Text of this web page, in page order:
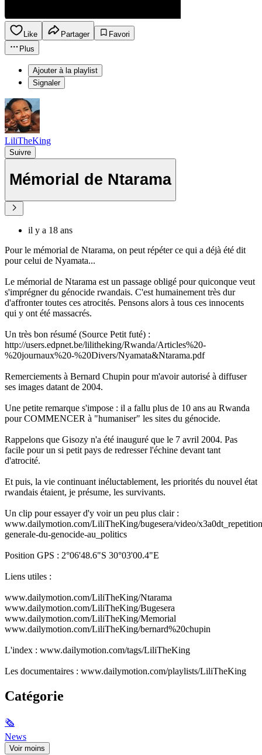
Like Partager
Favori
Plus
Ajouter à la playlist
Signaler
LiliTheKing
Suivre
Mémorial de Ntarama
il y a 18 ans
Pour le mémorial de Ntarama, on peut répéter ce qui a déjà été dit
pour celui de Nyamata...
Le mémorial de Ntarama est un passage obligé pour quiconque veut
s'imprégner du génocide rwandais. C'est humainement très dur
d'affronter toutes ces atrocités. Pensons alors à tous ces innocents
qui y ont été massacrés.
Un très bon résumé (Source Petit futé) :
http://users.edpnet.be/lilitheking/Rwanda/Articles%20-
%20journaux%20-%20Divers/Nyamata&Ntarama.pdf
Remerciements à Bernard Chupin pour m'avoir autorisé à diffuser
ses images datant de 2004.
Une petite remarque s'impose : il a fallu plus de 10 ans au Rwanda
pour COMMENCER à "humaniser" les sites du génocide.
Rappelons que Gisozy n'a été inauguré que le 7 avril 2004. Pas
facile pour un si petit pays de redresser l'échine devant tant
d'atrocité.
Et puis, la vie continuant inéluctablement, les priorités du nouvel état
rwandais étaient, je présume, les survivants.
Un clip pour essayer d'y voir un peu plus clair :
www.dailymotion.com/LiliTheKing/bugesera/video/
generale-du-genocide-au_politics
Position GPS : 2°06'48.6"S 30°03'00.4"E
Liens utiles :
www.dailymotion.com/LiliTheKing/Ntarama
www.dailymotion.com/LiliTheKing/Bugesera
www.dailymotion.com/LiliTheKing/Memorial
www.dailymotion.com/LiliTheKing/bernard%20chupin
L'index : www.dailymotion.com/tags/LiliTheKing
Les documentaires : www.dailymotion.com/playlists/LiliTheKing
Catégorie
🗞
News
Voir moins